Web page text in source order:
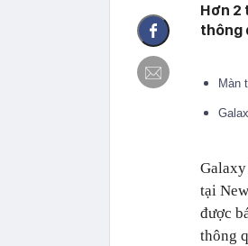
Hơn 2
thông
Màn
tại
được
thông